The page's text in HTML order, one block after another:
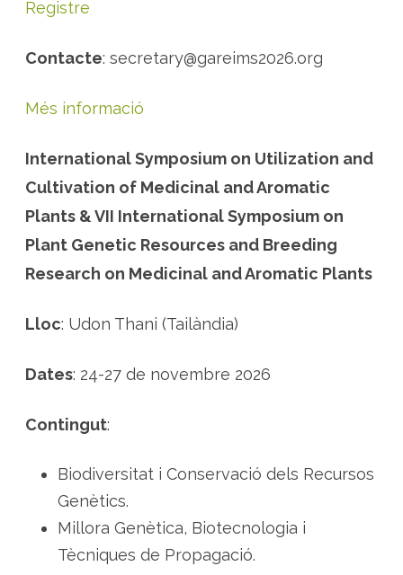
Registre
Contacte: secretary@gareims2026.org
Més informació
International Symposium on Utilization and
Cultivation of Medicinal and Aromatic
Plants & VII International Symposium on
Plant Genetic Resources and Breeding
Research on Medicinal and Aromatic Plants
Lloc: Udon Thani (Tailàndia)
Dates: 24-27 de novembre 2026
Contingut:
Biodiversitat i Conservació dels Recursos
Genètics.
Millora Genètica, Biotecnologia i
Tècniques de Propagació.